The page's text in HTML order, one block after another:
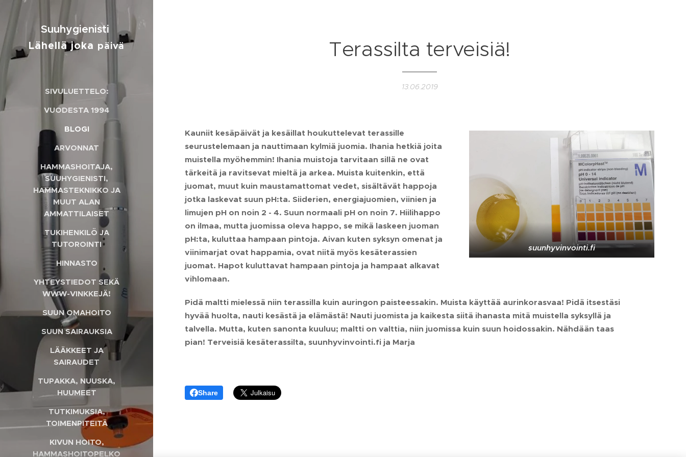
Suuhygienisti
Lähellä joka päivä
SIVULUETTELO:
VUODESTA 1994
BLOGI
ARVONNAT
HAMMASHOITAJA,
SUUHYGIENISTI,
HAMMASTEKNIKKO JA
MUUT ALAN
AMMATTILAISET
TUKIHENKILÖ JA
TUTOROINTI
HINNASTO
YHTEYSTIEDOT SEKÄ
WWW-VINKKEJÄ!
SUUN OMAHOITO
SUUN SAIRAUKSIA
LÄÄKKEET JA
SAIRAUDET
TUPAKKA, NUUSKA,
HUUMEET
TUTKIMUKSIA,
TOIMENPITEITÄ
KIVUN HOITO,
HAMMASHOITOPELKO
Terassilta terveisiä!
13.06.2019
suunhyvinvointi.fi
Kauniit kesäpäivät ja kesäillat houkuttelevat terassille
seurustelemaan ja nauttimaan kylmiä juomia. Ihania hetkiä joita
muistella myöhemmin! Ihania muistoja tarvitaan sillä ne ovat
tärkeitä ja ravitsevat mieltä ja arkea. Muista kuitenkin, että
juomat, muut kuin maustamattomat vedet, sisältävät happoja
jotka laskevat suun pH:ta. Siiderien, energiajuomien, viinien ja
limujen pH on noin 2 - 4. Suun normaali pH on noin 7. Hiilihappo
on ilmaa, mutta juomissa oleva happo, se mikä laskeen juoman
pH:ta, kuluttaa hampaan pintoja. Aivan kuten syksyn omenat ja
viinimarjat ovat happamia, ovat niitä myös kesäterassien
juomat. Hapot kuluttavat hampaan pintoja ja hampaat alkavat
vihlomaan.
Pidä maltti mielessä niin terassilla kuin auringon paisteessakin. Muista käyttää aurinkorasvaa! Pidä itsestäsi
hyvää huolta, nauti kesästä ja elämästä! Nauti juomista ja kaikesta siitä ihanasta mitä muistella syksyllä ja
talvella. Mutta, kuten sanonta kuuluu; maltti on valttia, niin juomissa kuin suun hoidossakin. Nähdään taas
pian! Terveisiä kesäterassilta, suunhyvinvointi.fi ja Marja
Share